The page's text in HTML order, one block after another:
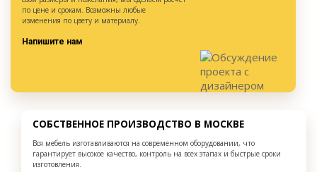
по цене и срокам. Возможны любые
изменения по цвету и материалу.
Напишите нам
СОБСТВЕННОЕ ПРОИЗВОДСТВО В МОСКВЕ
Вся мебель изготавливаются на современном оборудовании, что
гарантирует высокое качество, контроль на всех этапах и быстрые сроки
изготовления.